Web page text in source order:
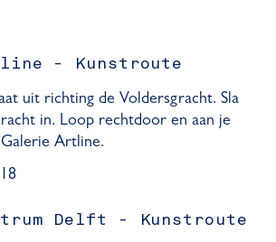
- Kunstroute
uit richting de Voldersgracht. Sla
in. Loop rechtdoor en aan je
Artline.
Delft - Kunstroute